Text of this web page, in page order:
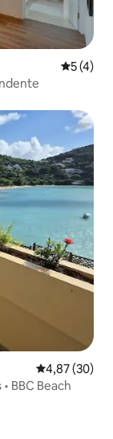
5 de
5 (4)
4,87 de uma
4,87 (30)
BBC Beach